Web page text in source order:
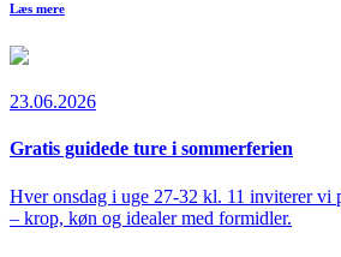
Læs mere
23.06.2026
Gratis guidede ture i sommerferien
Hver onsdag i uge 27-32 kl. 11 inviterer vi
– krop, køn og idealer med formidler.